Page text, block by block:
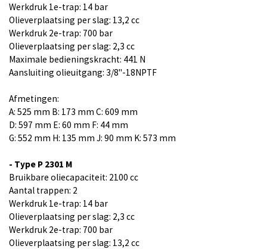
Werkdruk 1e-trap: 14 bar
Olieverplaatsing per slag: 13,2 cc
Werkdruk 2e-trap: 700 bar
Olieverplaatsing per slag: 2,3 cc
Maximale bedieningskracht: 441 N
Aansluiting olieuitgang: 3/8"-18NPTF
Afmetingen:
A: 525 mm B: 173 mm C: 609 mm
D: 597 mm E: 60 mm F: 44 mm
G: 552 mm H: 135 mm J: 90 mm K: 573 mm
- Type P 2301 M
Bruikbare oliecapaciteit: 2100 cc
Aantal trappen: 2
Werkdruk 1e-trap: 14 bar
Olieverplaatsing per slag: 2,3 cc
Werkdruk 2e-trap: 700 bar
Olieverplaatsing per slag: 13,2 cc